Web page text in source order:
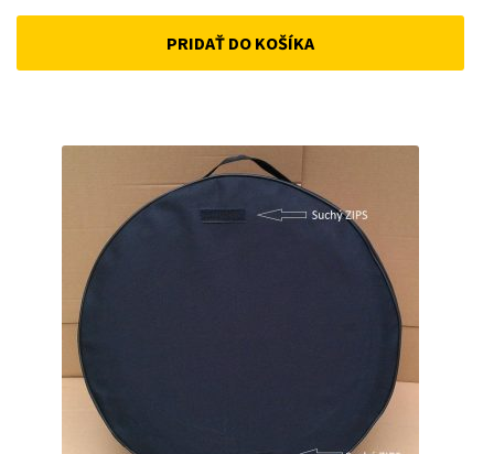
price
was:
price
is:
PRIDAŤ DO KOŠÍKA